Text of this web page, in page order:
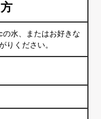
水、またはお好きな
りください。